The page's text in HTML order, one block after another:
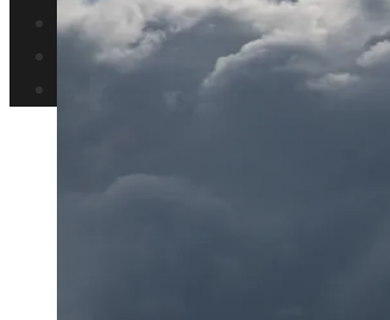
Cultura y ocio
Inversiones y negocios
Responsabilidad Social